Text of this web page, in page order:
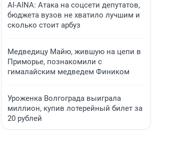
AI-AINA: Атака на соцсети депутатов,
бюджета вузов не хватило лучшим и
сколько стоит арбуз
Медведицу Майю, жившую на цепи в
Приморье, познакомили с
гималайским медведем Фиником
Уроженка Волгограда выиграла
миллион, купив лотерейный билет за
20 рублей